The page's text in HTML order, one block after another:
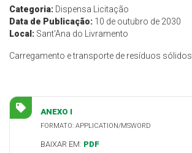
Categoria: Dispensa Licitação
Data de Publicação: 10 de outubro de 2030
Local: Sant'Ana do Livramento
Carregamento e transporte de resíduos sólidos
ANEXO I
FORMATO: APPLICATION/MSWORD
BAIXAR EM: PDF